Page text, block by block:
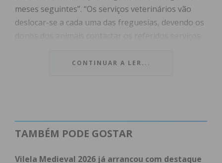
meses seguintes”. “Os serviços veterinários vão
deslocar-se a cada uma das freguesias, devendo os
marcação prévia”, explica.
Recorde-se que, em março deste ano, a Câmara
Municipal iniciou esta campanha nas suas
CONTINUAR A LER...
TAMBÉM PODE GOSTAR
Vilela Medieval 2026 já arrancou com destaque